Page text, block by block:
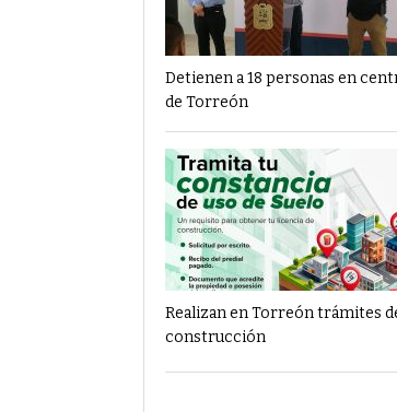
Detienen a 18 personas en
de Torreón
Realizan en Torreón trámites
construcción